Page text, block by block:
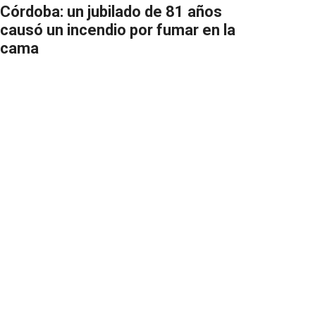
Córdoba: un jubilado de 81 años
causó un incendio por fumar en la
cama